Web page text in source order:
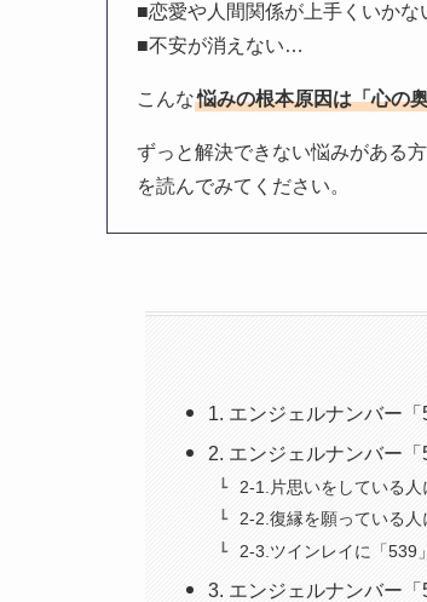
■恋愛や人間関係が上手くいか
■不安が消えない…
こんな悩みの根本原因は「心の
ずっと解決できない悩みがある方
を読んでみてください。
1. エンジェルナンバー
2. エンジェルナンバー
2-1.片思いをしている
2-2.復縁を願っている
2-3.ツインレイに「539
3. エンジェルナンバー